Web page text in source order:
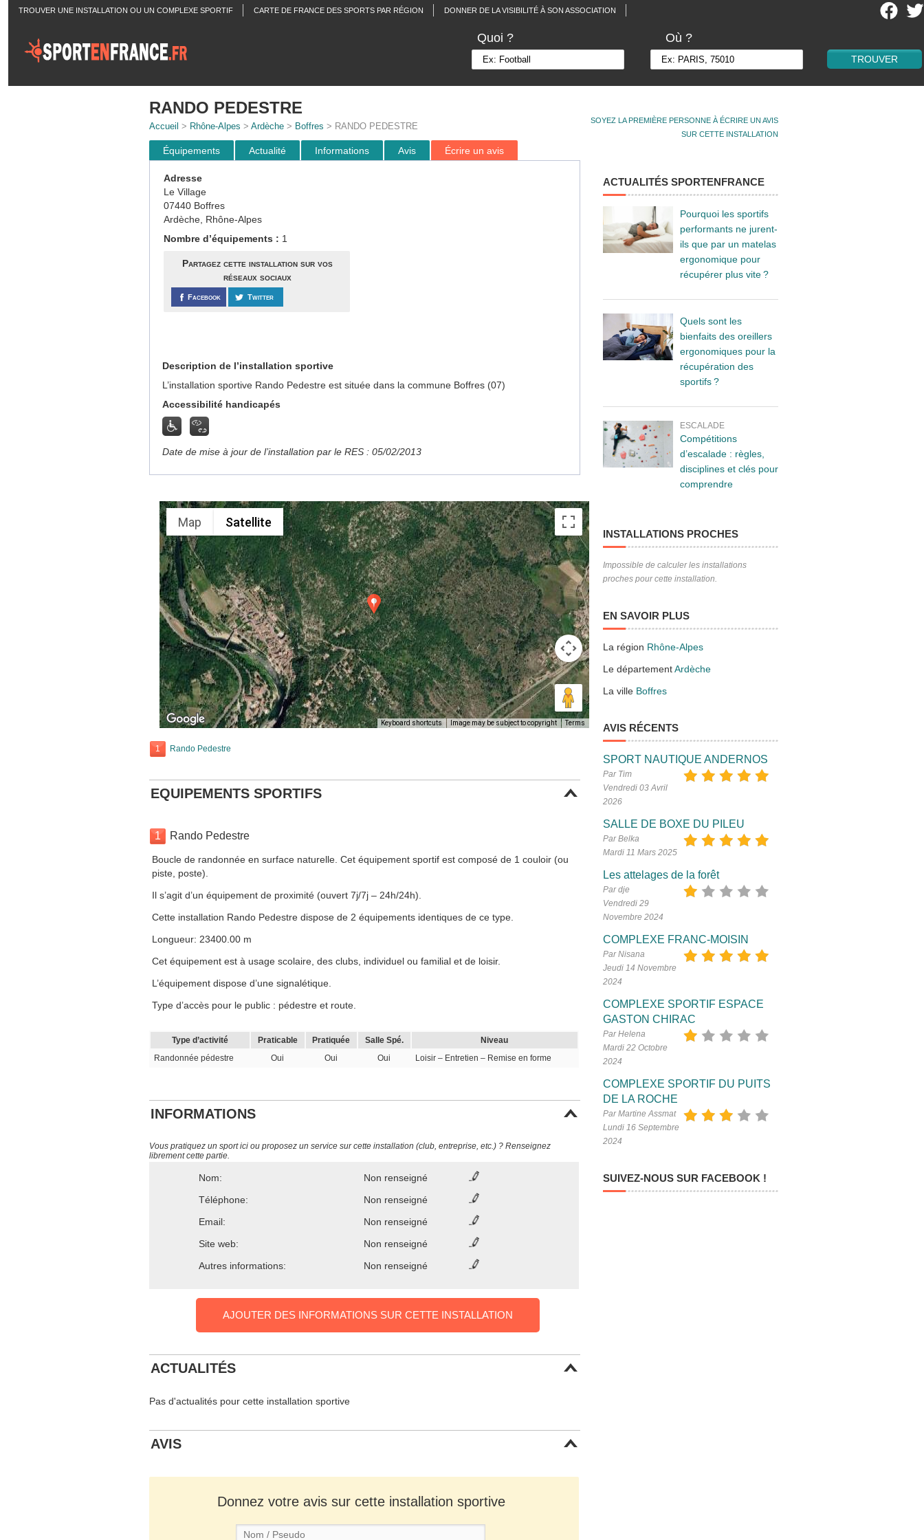
TROUVER UNE INSTALLATION OU UN COMPLEXE SPORTIF CARTE DE FRANCE DES SPORTS PAR RÉGION DONNER DE LA VISIBILITÉ À SON ASSOCIATION
Quoi ? Où ?
SOYEZ LA PREMIÈRE PERSONNE À ÉCRIRE UN AVIS
SUR CETTE INSTALLATION
RANDO PEDESTRE
Accueil > Rhône-Alpes > Ardèche> Boffres > RANDO PEDESTRE
Équipements Actualité Informations Avis Écrire un avis
Adresse
Le Village
07440 Boffres
Ardèche, Rhône-Alpes
Nombre d’équipements : 1
Partagez cette installation sur vos
réseaux sociaux
Facebook Twitter
Description de l’installation sportive
L’installation sportive Rando Pedestre est située dans la commune Boffres (07)
Accessibilité handicapés
Date de mise à jour de l’installation par le RES : 05/02/2013
Map Satellite
Keyboard shortcuts Image may be subject to copyright Terms
1 Rando Pedestre
EQUIPEMENTS SPORTIFS
1 Rando Pedestre
Boucle de randonnée en surface naturelle. Cet équipement sportif est composé de 1 couloir (ou
piste, poste).
Il s’agit d’un équipement de proximité (ouvert 7j/7j – 24h/24h).
Cette installation Rando Pedestre dispose de 2 équipements identiques de ce type.
Longueur: 23400.00 m
Cet équipement est à usage scolaire, des clubs, individuel ou familial et de loisir.
L’équipement dispose d’une signalétique.
Type d’accès pour le public : pédestre et route.
Type d’activité Praticable Pratiquée Salle Spé.
Niveau
Randonnée pédestre
Oui Oui Oui Loisir – Entretien – Remise en forme
INFORMATIONS
Vous pratiquez un sport ici ou proposez un service sur cette installation (club, entreprise, etc.) ? Renseignez
librement cette partie.
Nom:
Non renseigné
Téléphone:
Non renseigné
Email:
Non renseigné
Site web:
Non renseigné
Autres informations:
Non renseigné
AJOUTER DES INFORMATIONS SUR CETTE INSTALLATION
ACTUALITÉS
Pas d'actualités pour cette installation sportive
AVIS
Donnez votre avis sur cette installation sportive
ACTUALITÉS SPORTENFRANCE
Pourquoi les sportifs
performants ne jurent-
ils que par un matelas
ergonomique pour
récupérer plus vite ?
Quels sont les
bienfaits des oreillers
ergonomiques pour la
récupération des
sportifs ?
ESCALADE
Compétitions
d’escalade : règles,
disciplines et clés pour
comprendre
INSTALLATIONS PROCHES
Impossible de calculer les installations
proches pour cette installation.
EN SAVOIR PLUS
La région Rhône-Alpes
Le départementArdèche
La ville Boffres
AVIS RÉCENTS
SPORT NAUTIQUE ANDERNOS
Par Tim
Vendredi 03 Avril
2026
SALLE DE BOXE DU PILEU
Par Belka
Mardi 11 Mars 2025
Les attelages de la forêt
Par dje
Vendredi 29
Novembre 2024
COMPLEXE FRANC-MOISIN
Par Nisana
Jeudi 14 Novembre
2024
COMPLEXE SPORTIF ESPACE
GASTON CHIRAC
Par Helena
Mardi 22 Octobre
2024
COMPLEXE SPORTIF DU PUITS
DE LA ROCHE
Par Martine Assmat
Lundi 16 Septembre
2024
SUIVEZ-NOUS SUR FACEBOOK !